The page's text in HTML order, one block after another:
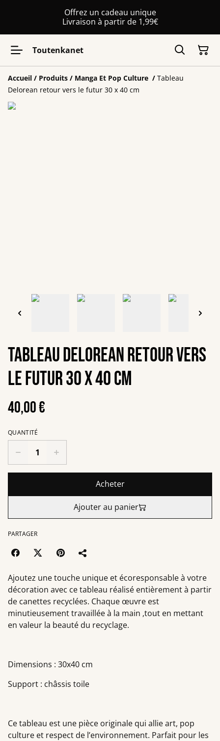
Offrez un cadeau unique
Livraison à partir de 1,99€
Toutenkanet
Accueil / Produits / Manga Et Pop Culture / Tableau
Delorean retour vers le futur 30 x 40 cm
Tableau Delorean retour vers
le futur 30 x 40 cm
40,00 €
QUANTITÉ
Acheter
Ajouter au panier
PARTAGER
Ajoutez une touche unique et écoresponsable à votre
décoration avec ce tableau réalisé entièrement à partir
de canettes recyclées. Chaque œuvre est
minutieusement travaillée à la main ,tout en mettant
en valeur la beauté du recyclage.
Dimensions : 30x40 cm
Support : châssis toile
Ce tableau est une pièce originale qui allie art, pop
culture et respect de l’environnement. Parfait pour les